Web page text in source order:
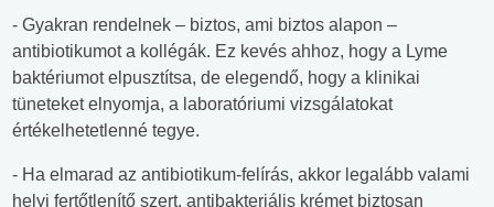
- Gyakran rendelnek – biztos, ami biztos alapon –
antibiotikumot a kollégák. Ez kevés ahhoz, hogy a Lyme
baktériumot elpusztítsa, de elegendő, hogy a klinikai
tüneteket elnyomja, a laboratóriumi vizsgálatokat
értékelhetetlenné tegye.
- Ha elmarad az antibiotikum-felírás, akkor legalább valami
helyi fertőtlenítő szert, antibakteriális krémet biztosan